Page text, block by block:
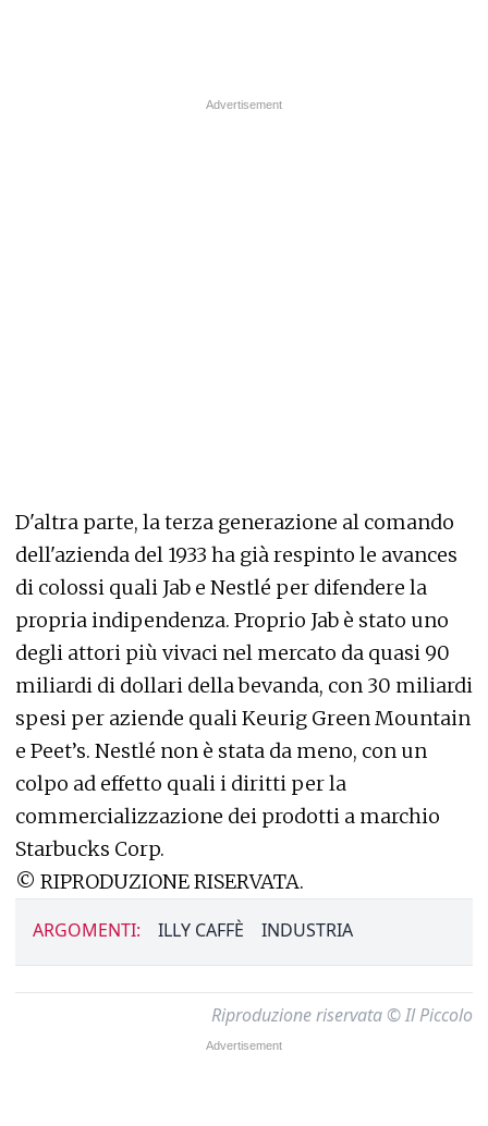
D'altra parte, la terza generazione al comando
dell'azienda del 1933 ha già respinto le avances
di colossi quali Jab e Nestlé per difendere la
propria indipendenza. Proprio Jab è stato uno
degli attori più vivaci nel mercato da quasi 90
miliardi di dollari della bevanda, con 30 miliardi
spesi per aziende quali Keurig Green Mountain
e Peet’s. Nestlé non è stata da meno, con un
colpo ad effetto quali i diritti per la
commercializzazione dei prodotti a marchio
Starbucks Corp.
© RIPRODUZIONE RISERVATA.
ARGOMENTI: ILLY CAFFÈ INDUSTRIA
Riproduzione riservata © Il Piccolo